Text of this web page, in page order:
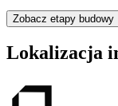
Zobacz etapy budowy
Lokalizacja